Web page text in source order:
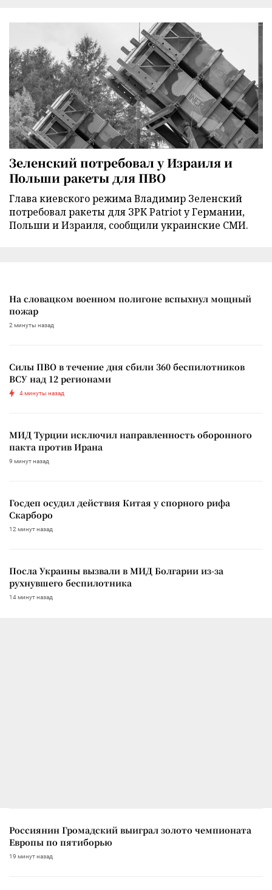
Зеленский потребовал у Израиля и
Польши ракеты для ПВО
Глава киевского режима Владимир Зеленский
потребовал ракеты для ЗРК Patriot у Германии,
Польши и Израиля, сообщили украинские СМИ.
На словацком военном полигоне вспыхнул мощный
пожар
2 минуты назад
Силы ПВО в течение дня сбили 360 беспилотников
ВСУ над 12 регионами
4 минуты назад
МИД Турции исключил направленность оборонного
пакта против Ирана
9 минут назад
Госдеп осудил действия Китая у спорного рифа
Скарборо
12 минут назад
Посла Украины вызвали в МИД Болгарии из-за
рухнувшего беспилотника
14 минут назад
Россиянин Громадский выиграл золото чемпионата
Европы по пятиборью
19 минут назад